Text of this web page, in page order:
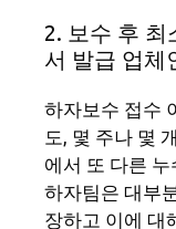
2. 보수 후 최
서 발급 업체
하자보수 접수
도, 몇 주나 몇
에서 또 다른
하자팀은 대부
장하고 이에 대